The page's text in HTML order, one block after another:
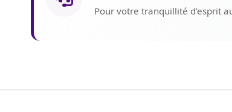
Pour votre tranquillité d’esprit